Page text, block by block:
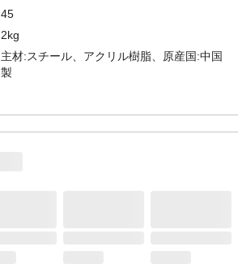
45
2kg
主材:スチール、アクリル樹脂、原産国:中国
製